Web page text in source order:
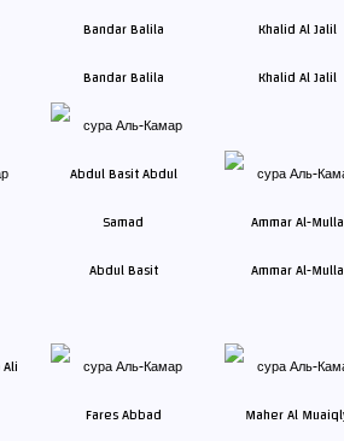
Bandar Balila Khalid Al Jalil
Abdul Basit Ammar Al-Mulla